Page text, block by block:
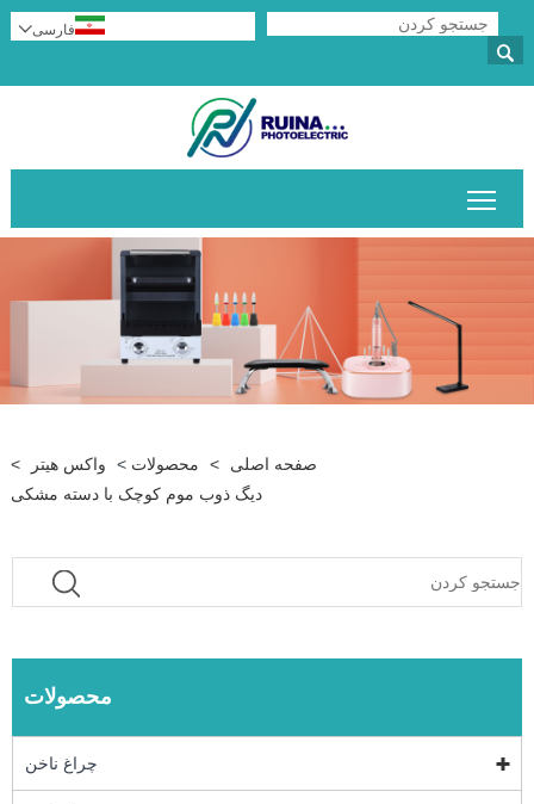

فارسی
صفحه اصلی > محصولات > واکس هیتر
>
دیگ ذوب موم کوچک با دسته مشکی
محصولات
چراغ ناخن